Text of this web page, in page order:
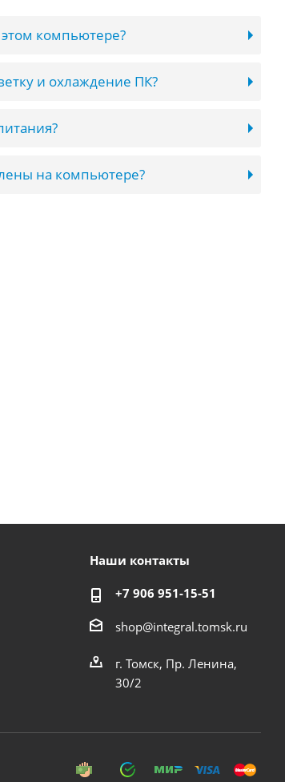
этом компьютере?
и охлаждение ПК?
на компьютере?
Наши контакты
+7 906 951-15-51
shop@integral.tomsk.ru
г. Томск, Пр. Ленина,
30/2